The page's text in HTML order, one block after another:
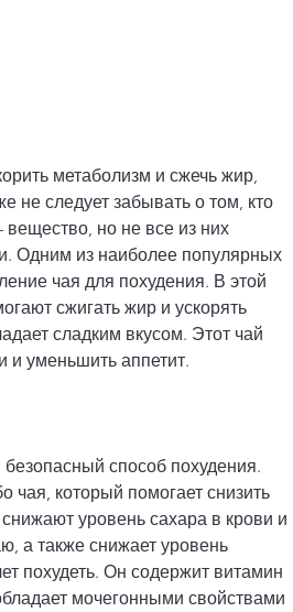
не следует забывать о том, кто
вещество, но не все из них
Одним из наиболее популярных
чая для похудения. В этой
сжигать жир и ускорять
сладким вкусом. Этот чай
и уменьшить аппетит.
способ похудения.
чая, который помогает снизить
уровень сахара в крови и
а также снижает уровень
похудеть. Он содержит витамин
мочегонными свойствами